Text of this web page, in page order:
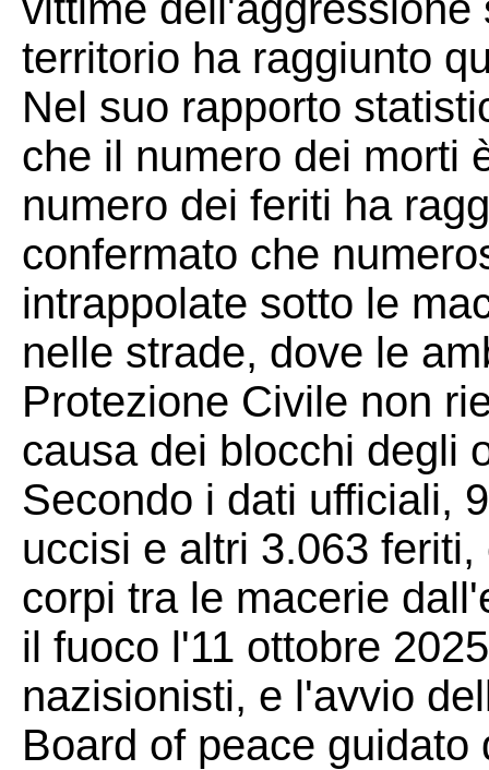
territorio ha raggiunto
Nel suo rapporto
che il numero dei morti
numero dei feriti ha
confermato che
intrappolate sotto le
nelle strade, dove le
Protezione Civile non
causa dei blocchi degli
Secondo i dati ufficiali,
uccisi e altri 3.063
corpi tra le macerie
il fuoco l'11 ottobre
nazisionisti, e l'avvio
Board of peace guidato